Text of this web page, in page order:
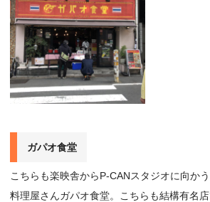
ガパオ食堂
こちらも楽映舎からP-CANスタジオに向か
料理屋さんガパオ食堂。こちらも結構有名店